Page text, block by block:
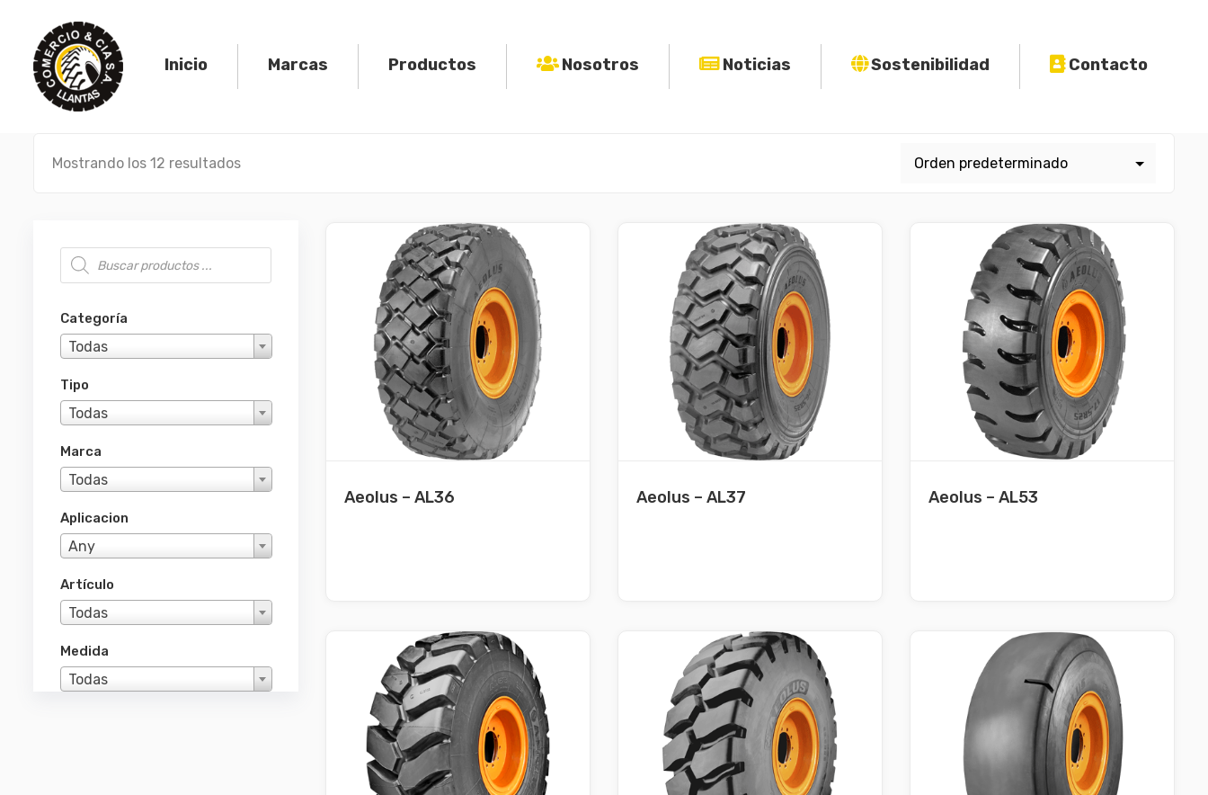
content
Inicio Marcas Productos Nosotros Noticias Sostenibilidad Contacto
Mostrando los 12 resultados
Búsqueda de productos
Categoría
Todas
Tipo
Todas
Marca
Todas
Aplicacion
Any
Artículo
Todas
Medida
Todas
Aeolus – AL36 Aeolus – AL37 Aeolus – AL53